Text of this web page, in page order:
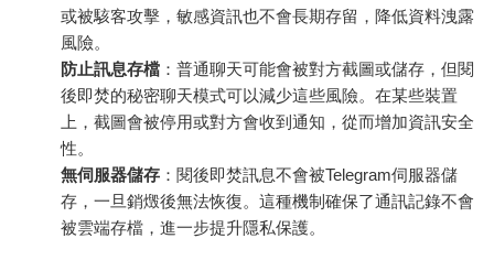
或被駭客攻擊，敏感資訊也不會長期存留，降低資料洩露
風險。
防止訊息存檔 ：普通聊天可能會被對方截圖或儲存，但閱
後即焚的秘密聊天模式可以減少這些風險。在某些裝置
上，截圖會被停用或對方會收到通知，從而增加資訊安全
性。
無伺服器儲存 ：閱後即焚訊息不會被Telegram伺服器儲
存，一旦銷燬後無法恢復。這種機制確保了通訊記錄不會
被雲端存檔，進一步提升隱私保護。